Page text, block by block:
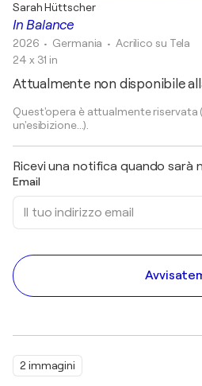
2 immagini
In Balance
Sarah Hüttscher
2026 • Germania • Acrilico su Tela
24 x 31 in
Attualmente non disponibile
Quest'opera è attualmente riservata
un'esibizione...).
Ricevi una notifica quando sarà
Email